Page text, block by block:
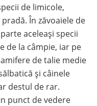
de limicole,
În zăvoaiele de
aceleași specii
de la câmpie, iar pe
de talie medie
și câinele
destul de rar.
punct de vedere